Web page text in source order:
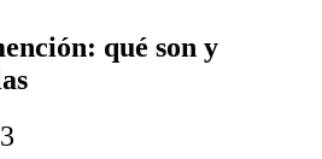
qué son y